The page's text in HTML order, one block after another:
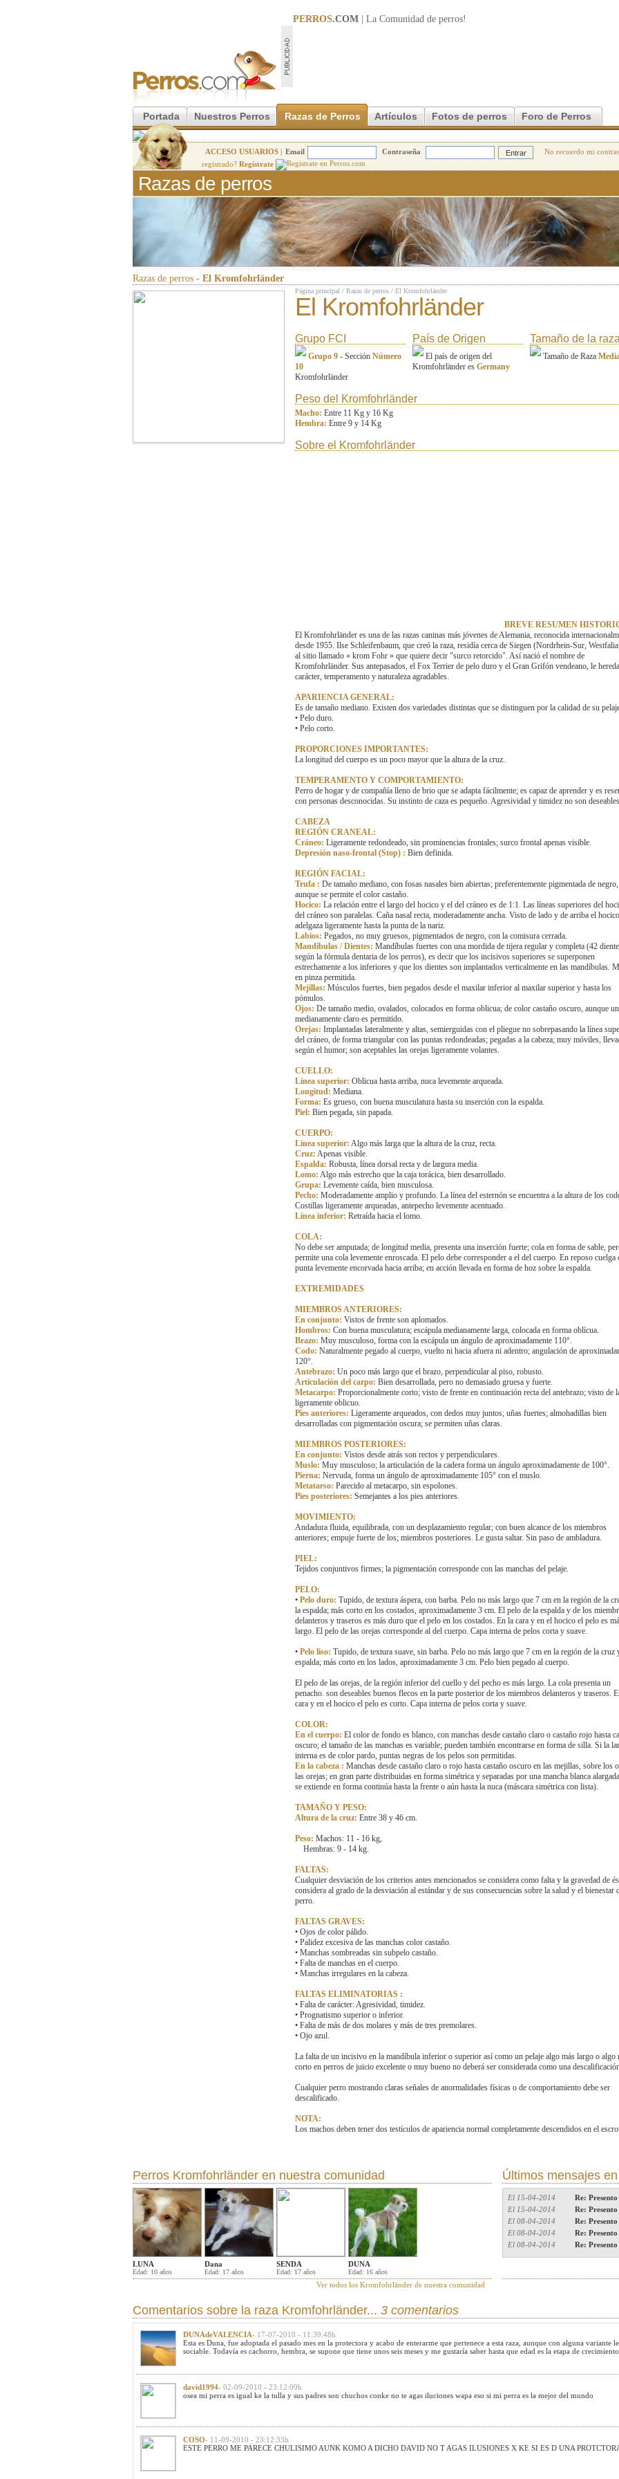
PERROS.COM | La Comunidad de perros!
Portada Nuestros Perros Razas de Perros Artículos Fotos de perros Foro de Perros
ACCESO USUARIOS | Email Contraseña No recuerdo mi
registrado? Regístrate
Razas de perros
Razas de perros - El Kromfohrländer
Página principal / Razas de perros / El Kromfohrländer
El Kromfohrländer
Grupo FCI
Grupo 9 - Sección Número
10
Kromfohrländer
País de Origen
El país de origen del
Kromfohrländer es Germany
Tamaño de la raza
Tamaño de Raza
Peso del Kromfohrländer
Macho: Entre 11 Kg y 16 Kg
Hembra: Entre 9 y 14 Kg
Sobre el Kromfohrländer
BREVE RESUMEN
El Kromfohrländer es una de las razas caninas más jóvenes de Alemania, reconocida
desde 1955. Ilse Schleifenbaum, que creó la raza, residía cerca de Siegen (Nordrhein-Sur,
al sitio llamado « krom Fohr » que quiere decir "surco retorcido". Así nació el nombre de
Kromfohrländer. Sus antepasados, el Fox Terrier de pelo duro y el Gran Grifón vendeano, le
carácter, temperamento y naturaleza agradables.
APARIENCIA GENERAL:
Es de tamaño mediano. Existen dos variedades distintas que se distinguen por la calidad de su
• Pelo duro.
• Pelo corto.
PROPORCIONES IMPORTANTES:
La longitud del cuerpo es un poco mayor que la altura de la cruz.
TEMPERAMENTO Y COMPORTAMIENTO:
Perro de hogar y de compañía lleno de brio que se adapta fácilmente; es capaz de aprender y es
con personas desconocidas. Su instinto de caza es pequeño. Agresividad y timidez no son
CABEZA
REGIÓN CRANEAL:
Cráneo: Ligeramente redondeado, sin prominencias frontales; surco frontal apenas visible.
Depresión naso-frontal (Stop) : Bien definida.
REGIÓN FACIAL:
Trufa : De tamaño mediano, con fosas nasales bien abiertas; preferentemente pigmentada de negro,
aunque se permite el color castaño.
Hocico: La relación entre el largo del hocico y el del cráneo es de 1:1. Las líneas superiores del
del cráneo son paralelas. Caña nasal recta, moderadamente ancha. Visto de lado y de arriba el
adelgaza ligeramente hasta la punta de la nariz.
Labios: Pegados, no muy gruesos, pigmentados de negro, con la comisura cerrada.
Mandíbulas / Dientes: Mandíbulas fuertes con una mordida de tijera regular y completa (42
según la fórmula dentaria de los perros), es decir que los incisivos superiores se superponen
estrechamente a los inferiores y que los dientes son implantados verticalmente en las mandíbulas.
en pinza permitida.
Mejillas: Músculos fuertes, bien pegados desde el maxilar inferior al maxilar superior y hasta los
pómulos.
Ojos: De tamaño medio, ovalados, colocados en forma oblicua; de color castaño oscuro, aunque
medianamente claro es permitido.
Orejas: Implantadas lateralmente y altas, semierguidas con el pliegue no sobrepasando la línea
del cráneo, de forma triangular con las puntas redondeadas; pegadas a la cabeza; muy móviles,
según el humor; son aceptables las orejas ligeramente volantes.
CUELLO:
Línea superior: Oblicua hasta arriba, nuca levemente arqueada.
Longitud: Mediana.
Forma: Es grueso, con buena musculatura hasta su inserción con la espalda.
Piel: Bien pegada, sin papada.
CUERPO:
Línea superior: Algo más larga que la altura de la cruz, recta.
Cruz: Apenas visible.
Espalda: Robusta, línea dorsal recta y de largura media.
Lomo: Algo más estrecho que la caja torácica, bien desarrollado.
Grupa: Levemente caída, bien musculosa.
Pecho: Moderadamente amplio y profundo. La línea del esternón se encuentra a la altura de los
Costillas ligeramente arqueadas, antepecho levemente acentuado.
Línea inferior: Retraída hacia el lomo.
COLA:
No debe ser amputada; de longitud media, presenta una inserción fuerte; cola en forma de sable,
permite una cola levemente enroscada. El pelo debe corresponder a el del cuerpo. En reposo cuelga
punta levemente encorvada hacia arriba; en acción llevada en forma de hoz sobre la espalda.
EXTREMIDADES
MIEMBROS ANTERIORES:
En conjunto: Vistos de frente son aplomados.
Hombros: Con buena musculatura; escápula medianamente larga, colocada en forma oblícua.
Brazo: Muy musculoso, forma con la escápula un ángulo de aproximadamente 110°.
Codo: Naturalmente pegado al cuerpo, vuelto ni hacia afuera ni adentro; angulación de
120°.
Antebrazo: Un poco más largo que el brazo, perpendicular al piso, robusto.
Articulación del carpo: Bien desarrollada, pero no demasiado gruesa y fuerte.
Metacarpo: Proporcionalmente corto; visto de frente en continuación recta del antebrazo; visto de
ligeramente oblicuo.
Pies anteriores: Ligeramente arqueados, con dedos muy juntos; uñas fuertes; almohadillas bien
desarrolladas con pigmentación oscura; se permiten uñas claras.
MIEMBROS POSTERIORES:
En conjunto: Vistos desde atrás son rectos y perpendiculares.
Muslo: Muy musculoso; la articulación de la cadera forma un ángulo aproximadamente de 100°.
Pierna: Nervuda, forma un ángulo de aproximadamente 105° con el muslo.
Metatarso: Parecido al metacarpo, sin espolones.
Pies posteriores: Semejantes a los pies anteriores.
MOVIMIENTO:
Andadura fluida, equilibrada, con un desplazamiento regular; con buen alcance de los miembros
anteriores; empuje fuerte de los; miembros posteriores. Le gusta saltar. Sin paso de ambladura.
PIEL:
Tejidos conjuntivos firmes; la pigmentación corresponde con las manchas del pelaje.
PELO:
• Pelo duro: Tupido, de textura áspera, con barba. Pelo no más largo que 7 cm en la región de la
la espalda; más corto en los costados, aproximadamente 3 cm. El pelo de la espalda y de los
delanteros y traseros es más duro que el pelo en los costados. En la cara y en el hocico el pelo es
largo. El pelo de las orejas corresponde al del cuerpo. Capa interna de pelos corta y suave.
• Pelo liso: Tupido, de textura suave, sin barba. Pelo no más largo que 7 cm en la región de la cruz
espalda; más corto en los lados, aproximadamente 3 cm. Pelo bien pegado al cuerpo.
El pelo de las orejas, de la región inferior del cuello y del pecho es más largo. La cola presenta un
penacho. son deseables buenos flecos en la parte posterior de los miembros delanteros y traseros.
cara y en el hocico el pelo es corto. Capa interna de pelos corta y suave.
COLOR:
En el cuerpo: El color de fondo es blanco, con manchas desde castaño claro o castaño rojo hasta
oscuro; el tamaño de las manchas es variable; pueden también encontrarse en forma de silla. Si la
interna es de color pardo, puntas negras de los pelos son permitidas.
En la cabeza : Manchas desde castaño claro o rojo hasta castaño oscuro en las mejillas, sobre los
las orejas; en gran parte distribuidas en forma simétrica y separadas por una mancha blanca
se extiende en forma continúa hasta la frente o aún hasta la nuca (máscara simétrica con lista).
TAMAÑO Y PESO:
Altura de la cruz: Entre 38 y 46 cm.
Peso: Machos: 11 - 16 kg,
Hembras: 9 - 14 kg.
FALTAS:
Cualquier desviación de los criterios antes mencionados se considera como falta y la gravedad de
considera al grado de la desviación al estándar y de sus consecuencias sobre la salud y el bienestar
perro.
FALTAS GRAVES:
• Ojos de color pálido.
• Palidez excesiva de las manchas color castaño.
• Manchas sombreadas sin subpelo castaño.
• Falta de manchas en el cuerpo.
• Manchas irregulares en la cabeza.
FALTAS ELIMINATORIAS :
• Falta de carácter: Agresividad, timidez.
• Prognatismo superior o inferior.
• Falta de más de dos molares y más de tres premolares.
• Ojo azul.
La falta de un incisivo en la mandíbula inferior o superior así como un pelaje algo más largo o algo
corto en perros de juicio excelente o muy bueno no deberá ser considerada como una
Cualquier perro mostrando claras señales de anormalidades físicas o de comportamiento debe ser
descalificado.
NOTA:
Los machos deben tener dos testículos de apariencia normal completamente descendidos en el
Perros Kromfohrländer en nuestra comunidad
LUNA
Edad: 10 años
Dana
Edad: 17 años
SENDA
Edad: 17 años
DUNA
Edad: 16 años
Últimos mensajes en
El 15-04-2014 Re:
El 15-04-2014
Re:
El 08-04-2014
Re:
El 08-04-2014
Re:
El 08-04-2014
Re:
Ver todos los Kromfohrländer de nuestra comunidad
Comentarios sobre la raza Kromfohrländer... 3 comentarios
DUNAdeVALENCIA- 17-07-2010 - 11:39:48h
Esta es Duna, fue adoptada el pasado mes en la protectora y acabo de enterarme que pertenece a esta raza, aunque con alguna variante
sociable. Todavía es cachorro, hembra, se supone que tiene unos seis meses y me gustaría saber hasta que edad es la etapa de
david1994- 02-09-2010 - 23:12:09h
osea mi perra es igual ke la tulla y sus padres son chuchos conke no te agas iluciones wapa eso si mi perra es la mejor del mundo
COSO- 11-09-2010 - 23:12:33h
ESTE PERRO ME PARECE CHULISIMO AUNK KOMO A DICHO DAVID NO T AGAS ILUSIONES X KE SI ES D UNA